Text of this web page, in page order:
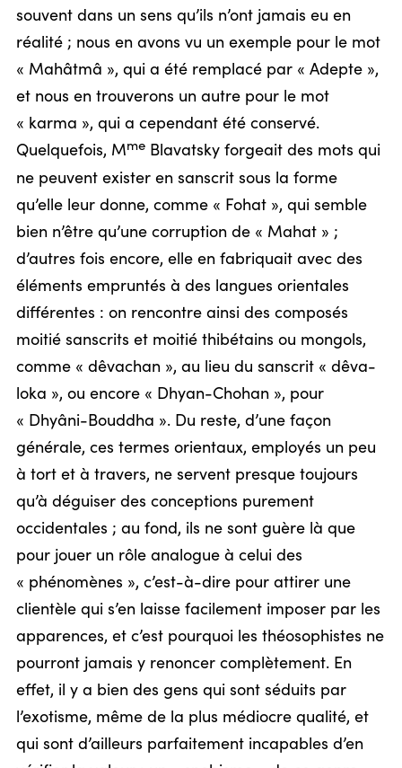
souvent dans un sens qu’ils n’ont jamais eu en
réalité ; nous en avons vu un exemple pour le mot
« Mahâtmâ », qui a été remplacé par « Adepte »,
et nous en trouverons un autre pour le mot
« karma », qui a cependant été conservé.
Quelquefois, Mme Blavatsky forgeait des mots qui
ne peuvent exister en sanscrit sous la forme
qu’elle leur donne, comme « Fohat », qui semble
bien n’être qu’une corruption de « Mahat » ;
d’autres fois encore, elle en fabriquait avec des
éléments empruntés à des langues orientales
différentes : on rencontre ainsi des composés
moitié sanscrits et moitié thibétains ou mongols,
comme « dêvachan », au lieu du sanscrit « dêva-
loka », ou encore « Dhyan-Chohan », pour
« Dhyâni-Bouddha ». Du reste, d’une façon
générale, ces termes orientaux, employés un peu
à tort et à travers, ne servent presque toujours
qu’à déguiser des conceptions purement
occidentales ; au fond, ils ne sont guère là que
pour jouer un rôle analogue à celui des
« phénomènes », c’est-à-dire pour attirer une
clientèle qui s’en laisse facilement imposer par les
apparences, et c’est pourquoi les théosophistes ne
pourront jamais y renoncer complètement. En
effet, il y a bien des gens qui sont séduits par
l’exotisme, même de la plus médiocre qualité, et
qui sont d’ailleurs parfaitement incapables d’en